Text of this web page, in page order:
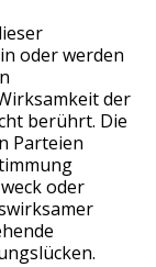
oder werden
der
berührt. Die
Parteien
oder